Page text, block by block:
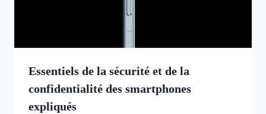
Essentiels de la sécurité et de la
confidentialité des smartphones
expliqués